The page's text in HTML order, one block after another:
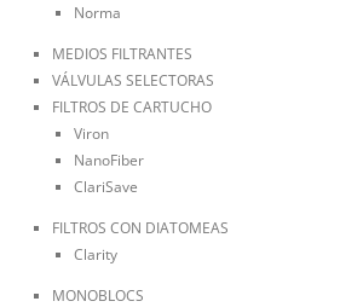
Norma
MEDIOS FILTRANTES
VÁLVULAS SELECTORAS
FILTROS DE CARTUCHO
Viron
NanoFiber
ClariSave
FILTROS CON DIATOMEAS
Clarity
MONOBLOCS